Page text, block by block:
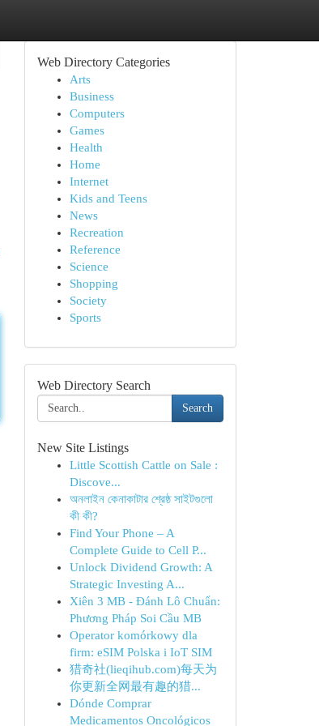
Web Directory Categories
Arts
Business
Computers
Games
Health
Home
Internet
Kids and Teens
News
Recreation
Reference
Science
Shopping
Society
Sports
Web Directory Search
Search
New Site Listings
Little Scottish Cattle on Sale :
Discove...
অনলাইন কেনাকাটার শ্রেষ্ঠ সাইটগুলো
কী কী?
Find Your Phone – A
Complete Guide to Cell P...
Unlock Dividend Growth: A
Strategic Investing A...
Xiên 3 MB - Đánh Lô Chuẩn:
Phương Pháp Soi Cầu MB
Operator komórkowy dla
firm: eSIM Polska i IoT SIM
猎奇社(lieqihub.com)每天为
你更新全网最有趣的猎...
Dónde Comprar
Medicamentos Oncológicos